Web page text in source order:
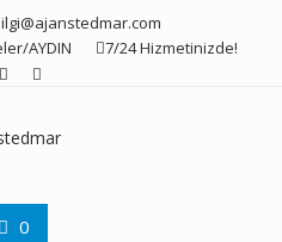
AYDIN
7/24 Hizmetinizde!
0